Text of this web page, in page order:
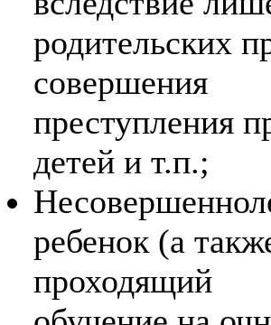
родительских
совершения
преступления
детей и т.п.;
ребенок (а
проходящий